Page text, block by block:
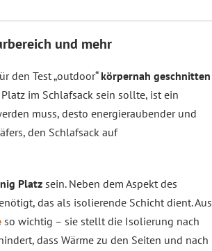
und mehr
den Test „outdoor“ körpernah geschnitten
im Schlafsack sein sollte, ist ein
muss, desto energieraubender und
den Schlafsack auf
Platzsein. Neben dem Aspekt des
das als isolierende Schicht dient. Aus
so wichtig – sie stellt die Isolierung nach
dass Wärme zu den Seiten und nach